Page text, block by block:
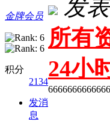
金牌会员
积分
2134
发消
息
发
所有
24小